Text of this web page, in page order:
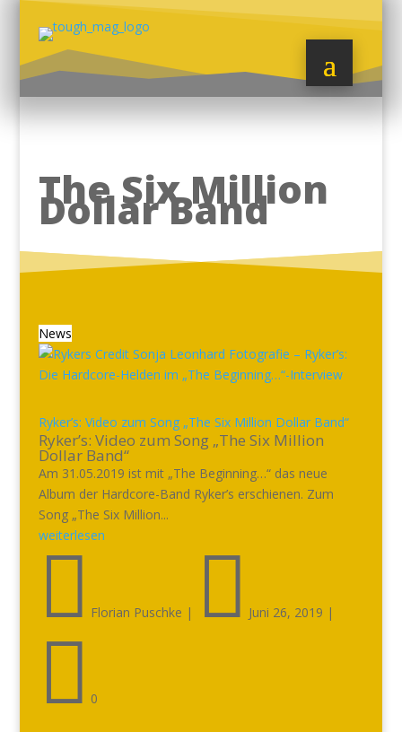
The Six Million
Dollar Band
News
Ryker’s: Video zum Song „The Six Million Dollar Band“
Ryker’s: Video zum Song „The Six Million
Dollar Band“
Am 31.05.2019 ist mit „The Beginning…“ das neue
Album der Hardcore-Band Ryker’s erschienen. Zum
Song „The Six Million...
weiterlesen
 Florian Puschke |  Juni 26, 2019 |
 0